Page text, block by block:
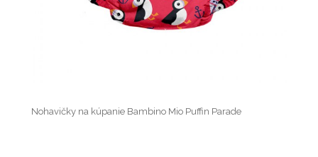
Nohavičky na kúpanie Bambino Mio Puffin Parade